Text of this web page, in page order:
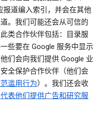
报道编入索引，并会在其他
。我们可能还会从可信的
类合作伙伴包括：目录服
些要在 Google 服务中显示
们会向我们提供 Google 业
全保护合作伙伴（他们会
滥用行为）。我们还会收
代表他们提供广告和研究服